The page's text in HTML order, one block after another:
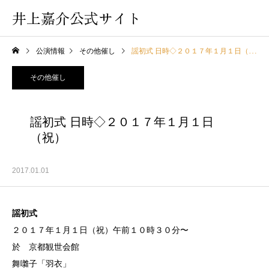
井上嘉介公式サイト
公演情報 その他催し 謡初式 日時◇２０１７年１月１日（祝）
その他催し
謡初式 日時◇２０１７年１月１日
（祝）
2017.01.01
謡初式
２０１７年１月１日（祝）午前１０時３０分〜
於 京都観世会館
舞囃子「羽衣」